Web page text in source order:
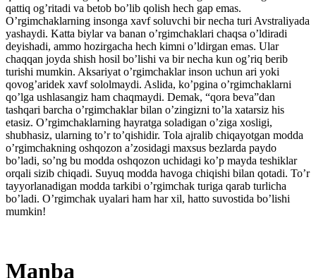
qattiq og’ritadi va betob bo’lib qolish hech gap emas.
O’rgimchaklarning insonga xavf soluvchi bir necha turi Avstraliyada
yashaydi. Katta biylar va banan o’rgimchaklari chaqsa o’ldiradi
deyishadi, ammo hozirgacha hech kimni o’ldirgan emas. Ular
chaqqan joyda shish hosil bo’lishi va bir necha kun og’riq berib
turishi mumkin. Aksariyat o’rgimchaklar inson uchun ari yoki
qovog’aridek xavf sololmaydi. Aslida, ko’pgina o’rgimchaklarni
qo’lga ushlasangiz ham chaqmaydi. Demak, “qora beva”dan
tashqari barcha o’rgimchaklar bilan o’zingizni to’la xatarsiz his
etasiz. O’rgimchaklarning hayratga soladigan o’ziga xosligi,
shubhasiz, ularning to’r to’qishidir. Tola ajralib chiqayotgan modda
o’rgimchakning oshqozon a’zosidagi maxsus bezlarda paydo
bo’ladi, so’ng bu modda oshqozon uchidagi ko’p mayda teshiklar
orqali sizib chiqadi. Suyuq modda havoga chiqishi bilan qotadi. To’r
tayyorlanadigan modda tarkibi o’rgimchak turiga qarab turlicha
bo’ladi. O’rgimchak uyalari ham har xil, hatto suvostida bo’lishi
mumkin!
Manba